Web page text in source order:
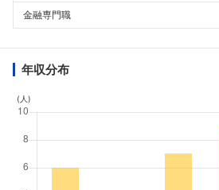
金融専門職
年収分布
(人)